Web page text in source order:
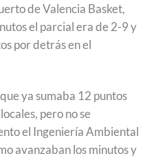
de Valencia Basket,
el parcial era de 2-9 y
por detrás en el
ya sumaba 12 puntos
pero no se
el Ingeniería Ambiental
avanzaban los minutos y